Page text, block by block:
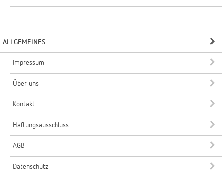
ALLGEMEINES
Impressum
Über uns
Kontakt
Haftungsausschluss
AGB
Datenschutz